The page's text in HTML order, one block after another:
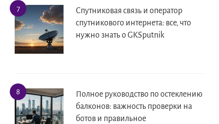
Спутниковая связь и оператор
спутникового интернета: все, что
нужно знать о GKSputnik
Полное руководство по остеклению
балконов: важность проверки на
ботов и правильное